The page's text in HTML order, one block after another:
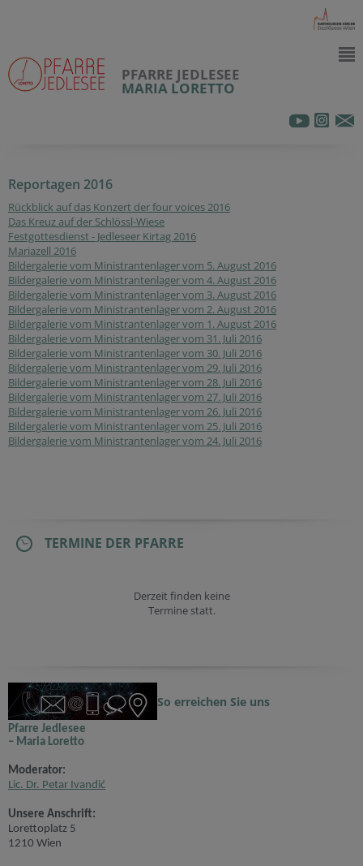
PFARRE JEDLESEE
MARIA LORETTO
Reportagen 2016
Rückblick auf das Konzert der four voices 2016
Das Kreuz auf der Schlössl-Wiese
Festgottesdienst - Jedleseer Kirtag 2016
Mariazell 2016
Bildergalerie vom Ministrantenlager vom 5. August 2016
Bildergalerie vom Ministrantenlager vom 4. August 2016
Bildergalerie vom Ministrantenlager vom 3. August 2016
Bildergalerie vom Ministrantenlager vom 2. August 2016
Bildergalerie vom Ministrantenlager vom 1. August 2016
Bildergalerie vom Ministrantenlager vom 31. Juli 2016
Bildergalerie vom Ministrantenlager vom 30. Juli 2016
Bildergalerie vom Ministrantenlager vom 29. Juli 2016
Bildergalerie vom Ministrantenlager vom 28. Juli 2016
Bildergalerie vom Ministrantenlager vom 27. Juli 2016
Bildergalerie vom Ministrantenlager vom 26. Juli 2016
Bildergalerie vom Ministrantenlager vom 25. Juli 2016
Bildergalerie vom Ministrantenlager vom 24. Juli 2016
TERMINE DER PFARRE
Derzeit finden keine
Termine statt.
So erreichen Sie uns
Pfarre Jedlesee
– Maria Loretto
Moderator:
Lic. Dr. Petar Ivandić
Unsere Anschrift:
Lorettoplatz 5
1210 Wien